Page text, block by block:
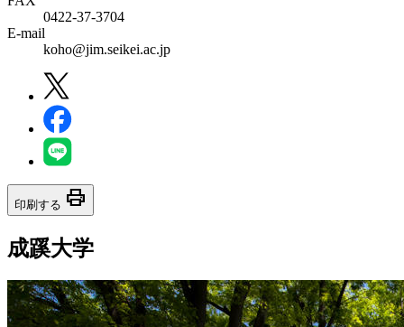
0422-37-3704
E-mail
koho@jim.seikei.ac.jp
印刷する print
成蹊大学